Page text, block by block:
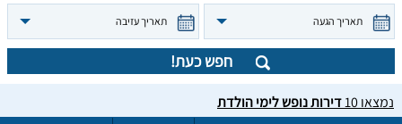
תאריך הגעה תאריך עזיבה
חפש כעת!
נמצאו10דירות נופש לימי הולדת